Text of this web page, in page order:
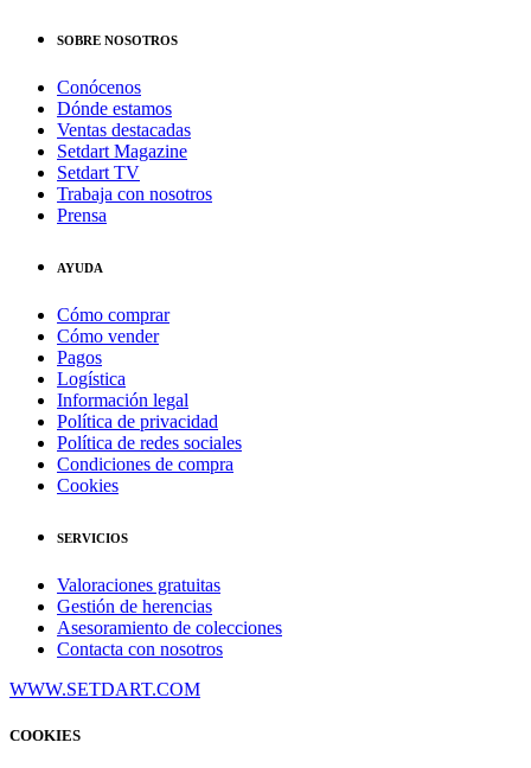
SOBRE NOSOTROS
Conócenos
Dónde estamos
Ventas destacadas
Setdart Magazine
Setdart TV
Trabaja con nosotros
Prensa
AYUDA
Cómo comprar
Cómo vender
Pagos
Logística
Información legal
Política de privacidad
Política de redes sociales
Condiciones de compra
Cookies
SERVICIOS
Valoraciones gratuitas
Gestión de herencias
Asesoramiento de colecciones
Contacta con nosotros
WWW.SETDART.COM
COOKIES